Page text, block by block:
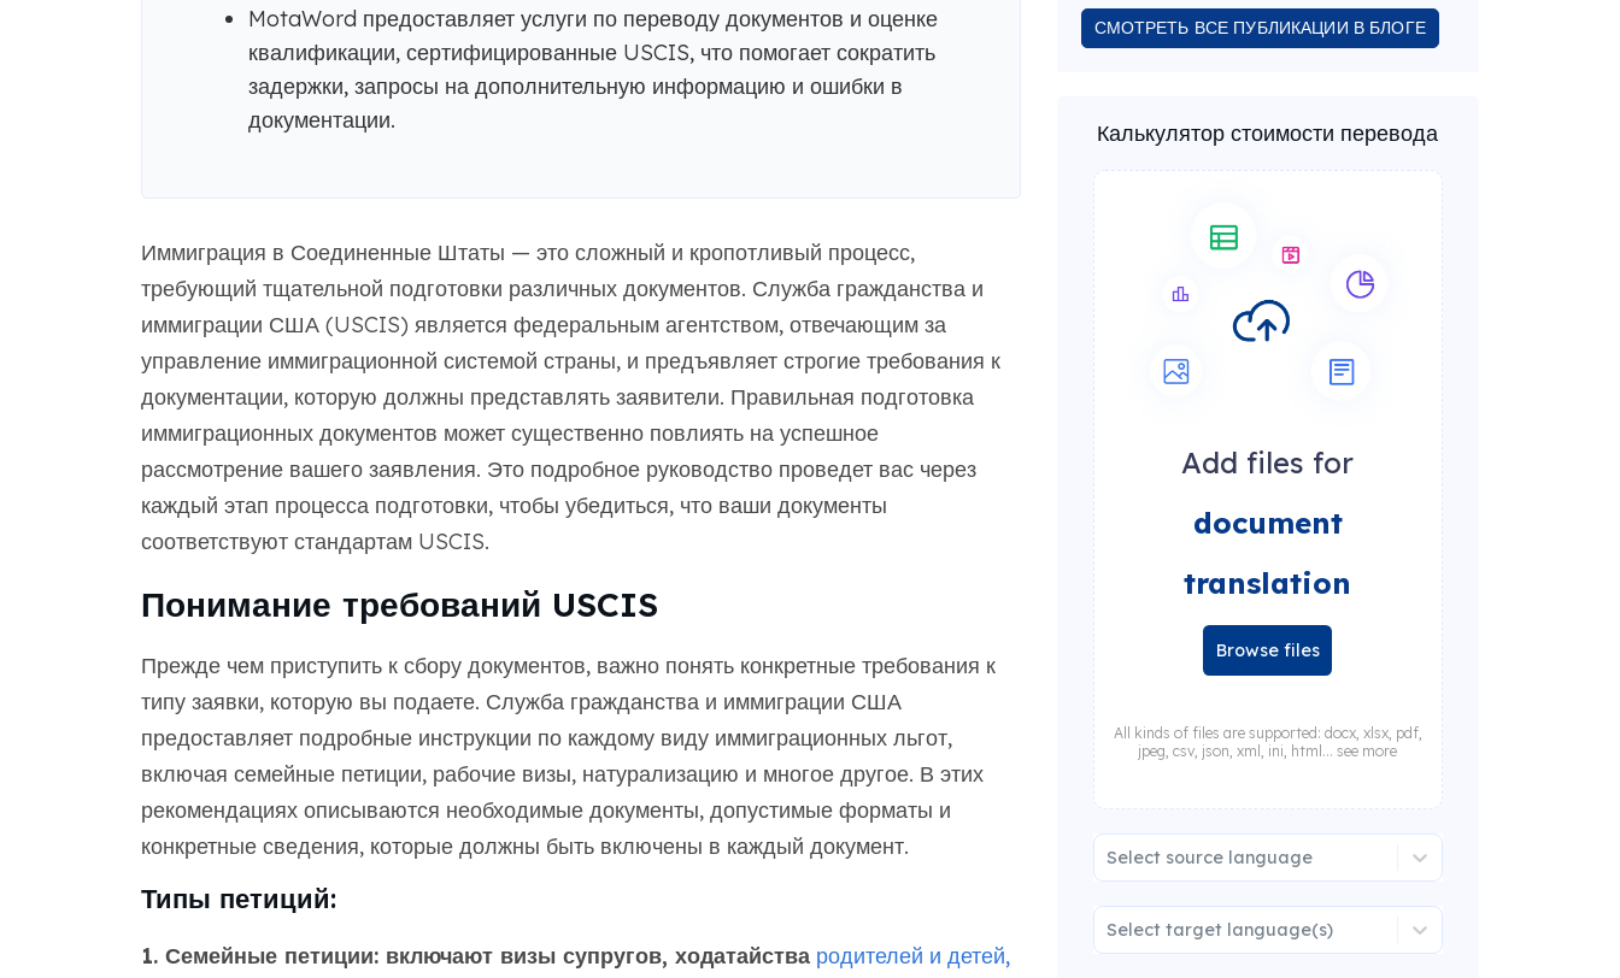
MotaWord предоставляет услуги по переводу документов и оценке
квалификации, сертифицированные USCIS, что помогает сократить
задержки, запросы на дополнительную информацию и ошибки в
документации.
Иммиграция в Соединенные Штаты — это сложный и кропотливый процесс,
требующий тщательной подготовки различных документов. Служба гражданства и
иммиграции США (USCIS) является федеральным агентством, отвечающим за
управление иммиграционной системой страны, и предъявляет строгие требования к
документации, которую должны представлять заявители. Правильная подготовка
иммиграционных документов может существенно повлиять на успешное
рассмотрение вашего заявления. Это подробное руководство проведет вас через
каждый этап процесса подготовки, чтобы убедиться, что ваши документы
соответствуют стандартам USCIS.
Понимание требований USCIS
Прежде чем приступить к сбору документов, важно понять конкретные требования к
типу заявки, которую вы подаете. Служба гражданства и иммиграции США
предоставляет подробные инструкции по каждому виду иммиграционных льгот,
включая семейные петиции, рабочие визы, натурализацию и многое другое. В этих
рекомендациях описываются необходимые документы, допустимые форматы и
конкретные сведения, которые должны быть включены в каждый документ.
Типы петиций:
1. Семейные петиции: включают визы супругов, ходатайства родителей и детей,
СМОТРЕТЬ ВСЕ ПУБЛИКАЦИИ В БЛОГЕ
Калькулятор стоимости перевода
Add files for
document
translation
Browse files
All kinds of files are supported: docx, xlsx, pdf,
jpeg, csv, json, xml, ini, html... see more
Select source language
Select target language(s)